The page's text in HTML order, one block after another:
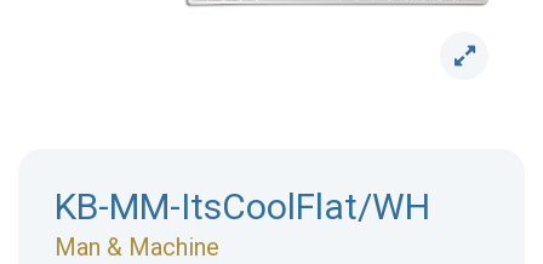
KB-MM-ItsCoolFlat/WH
Man & Machine